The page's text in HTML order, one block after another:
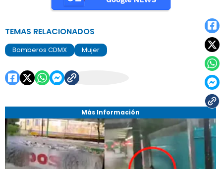
Más Información
TEMAS RELACIONADOS
Bomberos CDMX Mujer